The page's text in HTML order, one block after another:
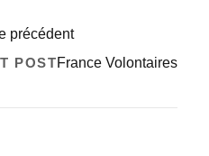
précédent
POSTFrance Volontaires